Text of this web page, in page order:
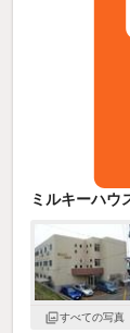
ミルキーハウ
すべての写真